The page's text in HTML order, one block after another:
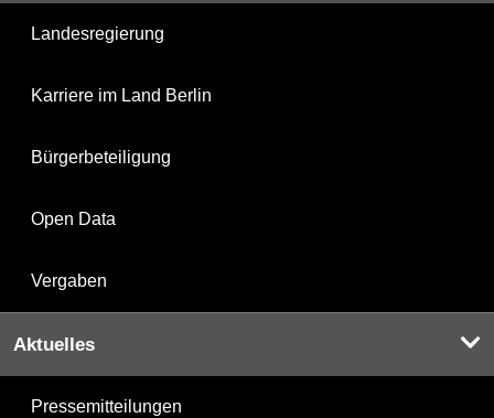
Landesregierung
Karriere im Land Berlin
Bürgerbeteiligung
Open Data
Vergaben
Aktuelles
Pressemitteilungen